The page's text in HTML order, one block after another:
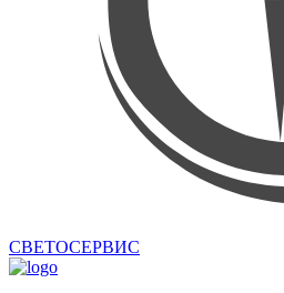
СВЕТОСЕРВИС